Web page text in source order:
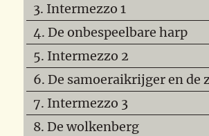
3. Intermezzo 1
4. De onbespeelbare harp
5. Intermezzo 2
6. De samoeraikrijger en de
7. Intermezzo 3
8. De wolkenberg